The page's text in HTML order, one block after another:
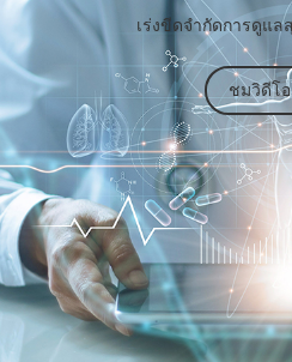
เร่งขีดจำกัดการดูแ
ชมวิดีโอ